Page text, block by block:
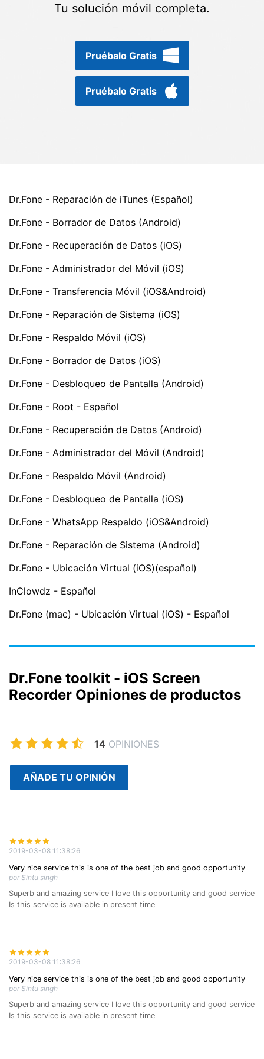
Gestor de Datos
Protección del Móvil
Encuentra Más Soluciones
Tu solución móvil completa.
Pruébalo Gratis
Pruébalo Gratis
Dr.Fone - Reparación de iTunes (Español)
Dr.Fone - Borrador de Datos (Android)
Dr.Fone - Recuperación de Datos (iOS)
Dr.Fone - Administrador del Móvil (iOS)
Dr.Fone - Transferencia Móvil (iOS&Android)
Dr.Fone - Reparación de Sistema (iOS)
Dr.Fone - Respaldo Móvil (iOS)
Dr.Fone - Borrador de Datos (iOS)
Dr.Fone - Desbloqueo de Pantalla (Android)
Dr.Fone - Root - Español
Dr.Fone - Recuperación de Datos (Android)
Dr.Fone - Administrador del Móvil (Android)
Dr.Fone - Respaldo Móvil (Android)
Dr.Fone - Desbloqueo de Pantalla (iOS)
Dr.Fone - WhatsApp Respaldo (iOS&Android)
Dr.Fone - Reparación de Sistema (Android)
Dr.Fone - Ubicación Virtual (iOS)(español)
InClowdz - Español
Dr.Fone (mac) - Ubicación Virtual (iOS) - Español
Dr.Fone toolkit - iOS Screen
Recorder Opiniones de productos
14 OPINIONES
AÑADE TU OPINIÓN
2019-03-08 11:38:26
Very nice service this is one of the best job and good opportunity
por Sintu singh
Superb and amazing service I love this opportunity and good service
Is this service is available in present time
2019-03-08 11:38:26
Very nice service this is one of the best job and good opportunity
por Sintu singh
Superb and amazing service I love this opportunity and good service
Is this service is available in present time